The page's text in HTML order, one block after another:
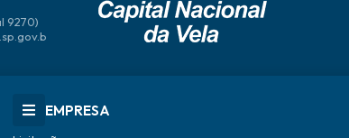
9270)
EMPRESA